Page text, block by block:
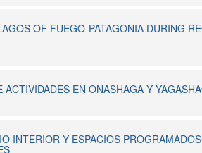
OF FUEGO-PATAGONIA DURING
EN ONASHAGA Y
INTERIOR Y ESPACIOS